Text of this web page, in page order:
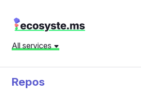
All services
Repos